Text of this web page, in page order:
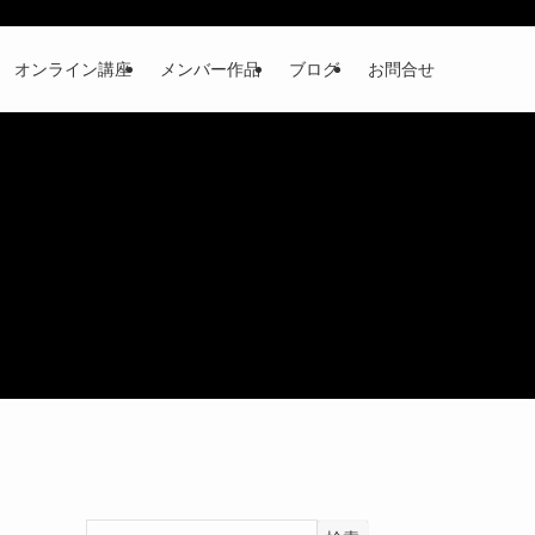
オンライン講座 メンバー作品 ブログ お問合せ